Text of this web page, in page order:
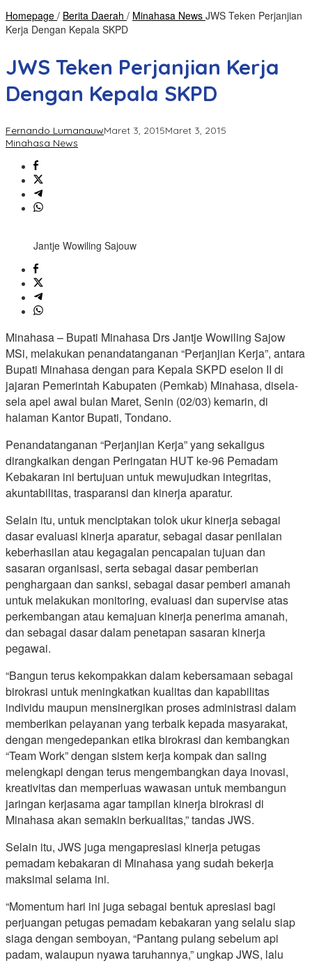
Homepage / Berita Daerah / Minahasa News JWS Teken Perjanjian
Kerja Dengan Kepala SKPD
JWS Teken Perjanjian Kerja
Dengan Kepala SKPD
Fernando LumanauwMaret 3, 2015Maret 3, 2015
Minahasa News
Jantje Wowiling Sajouw
Minahasa – Bupati Minahasa Drs Jantje Wowiling Sajow
MSi, melakukan penandatanganan “Perjanjian Kerja”, antara
Bupati Minahasa dengan para Kepala SKPD eselon II di
jajaran Pemerintah Kabupaten (Pemkab) Minahasa, disela-
sela apel awal bulan Maret, Senin (02/03) kemarin, di
halaman Kantor Bupati, Tondano.
Penandatanganan “Perjanjian Kerja” yang sekaligus
dirangkaikan dengan Peringatan HUT ke-96 Pemadam
Kebakaran ini bertujuan untuk mewujudkan integritas,
akuntabilitas, trasparansi dan kinerja aparatur.
Selain itu, untuk menciptakan tolok ukur kinerja sebagai
dasar evaluasi kinerja aparatur, sebagai dasar penilaian
keberhasilan atau kegagalan pencapaian tujuan dan
sasaran organisasi, serta sebagai dasar pemberian
penghargaan dan sanksi, sebagai dasar pemberi amanah
untuk melakukan monitoring, evaluasi dan supervise atas
perkembangan atau kemajuan kinerja penerima amanah,
dan sebagai dasar dalam penetapan sasaran kinerja
pegawai.
“Bangun terus kekompakkan dalam kebersamaan sebagai
birokrasi untuk meningkatkan kualitas dan kapabilitas
individu maupun mensinergikan proses administrasi dalam
memberikan pelayanan yang terbaik kepada masyarakat,
dengan mengedepankan etika birokrasi dan kembangkan
“Team Work” dengan sistem kerja kompak dan saling
melengkapi dengan terus mengembangkan daya inovasi,
kreativitas dan memperluas wawasan untuk membangun
jaringan kerjasama agar tampilan kinerja birokrasi di
Minahasa akan semakin berkualitas,” tandas JWS.
Selain itu, JWS juga mengapresiasi kinerja petugas
pemadam kebakaran di Minahasa yang sudah bekerja
maksimal selama ini.
“Momentum hari ini juga sebagai bentuk apresiasi bagi
perjuangan petugas pemadam kebakaran yang selalu siap
siaga dengan semboyan, “Pantang pulang sebelum api
padam, walaupun nyawa taruhannya,” ungkap JWS, lalu